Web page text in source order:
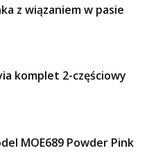
z wiązaniem w pasie
komplet 2-częściowy
MOE689 Powder Pink